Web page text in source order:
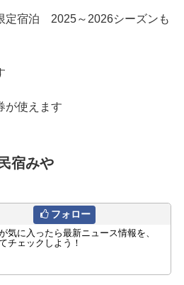
定宿泊 2025～2026シーズンも
が使えます
宿みや
フォロー
気に入ったら最新ニュース情報を、
チェックしよう！